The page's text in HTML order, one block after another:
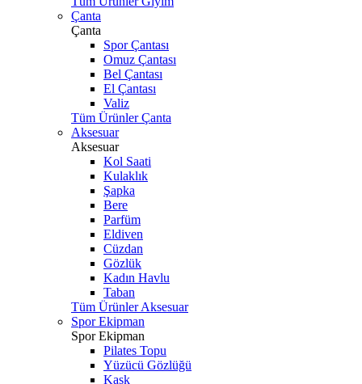
Çanta
Çanta
Spor Çantası
Omuz Çantası
Bel Çantası
El Çantası
Valiz
Tüm Ürünler Çanta
Aksesuar
Aksesuar
Kol Saati
Kulaklık
Şapka
Bere
Parfüm
Eldiven
Cüzdan
Gözlük
Kadın Havlu
Taban
Tüm Ürünler Aksesuar
Spor Ekipman
Spor Ekipman
Pilates Topu
Yüzücü Gözlüğü
Kask